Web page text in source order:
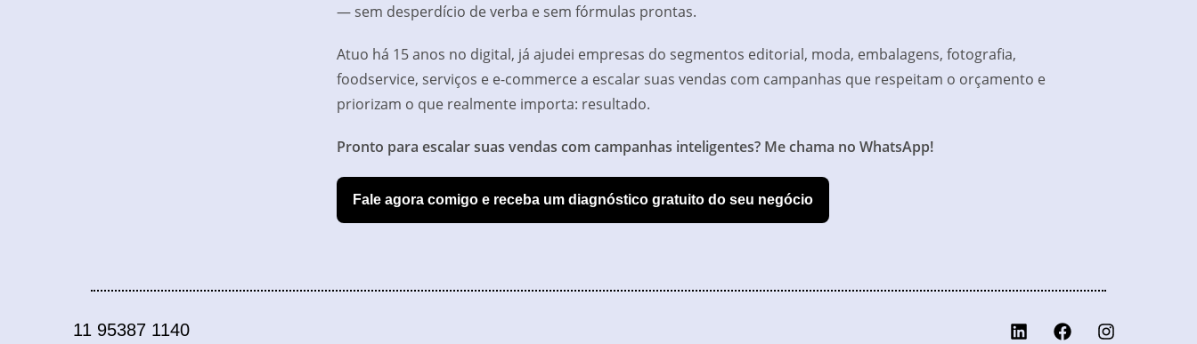
— sem desperdício de verba e sem fórmulas prontas.
Atuo há 15 anos no digital, já ajudei empresas do segmentos editorial, moda, embalagens, fotografia,
foodservice, serviços e e-commerce a escalar suas vendas com campanhas que respeitam o orçamento e
priorizam o que realmente importa: resultado.
Pronto para escalar suas vendas com campanhas inteligentes? Me chama no WhatsApp!
Fale agora comigo e receba um diagnóstico gratuito do seu negócio
11 95387 1140